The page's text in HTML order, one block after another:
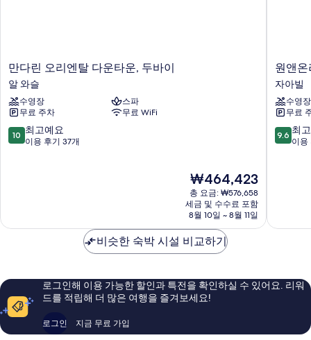
만
다
린
오
리
엔
탈
이
만다린 오리엔탈 다운타운, 두바이
알 와슬
수영장
스파
무료 주차
무료 WiFi
10
점
고
용
기
37
10 최고예요
이용 후기 37개
현
재
요
금
₩464,423
₩464,423
총 요금: ₩576,658
세금 및 수수료 포함
8월 10일 ~ 8월 11일
원
앤
온
리
원
자
아
원앤
자아빌
수영장
무료
10
점
고
용
후
9.6 최
이용
비슷한 숙박 시설 비교하기
로그인해 이용 가능한 할인과 특전을 확인하실 수 있어요. 리워
드를 적립해 더 많은 여행을 즐겨보세요!
로그인 지금 무료 가입